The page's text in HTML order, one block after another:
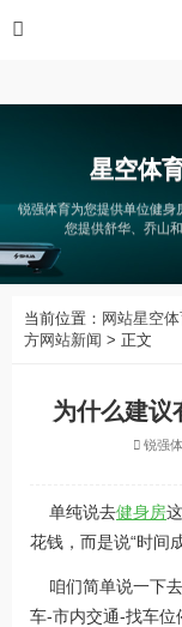
星空体育-星
星空体
锐强体育为您提供单位健身
您提供舒华、乔山
当前位置： 网站星空
方网站新闻 > 正文
为什么建议
锐强
单纯说去健身房
花钱，而是说“时间成
咱们简单说一下去
车-市内交通-找车